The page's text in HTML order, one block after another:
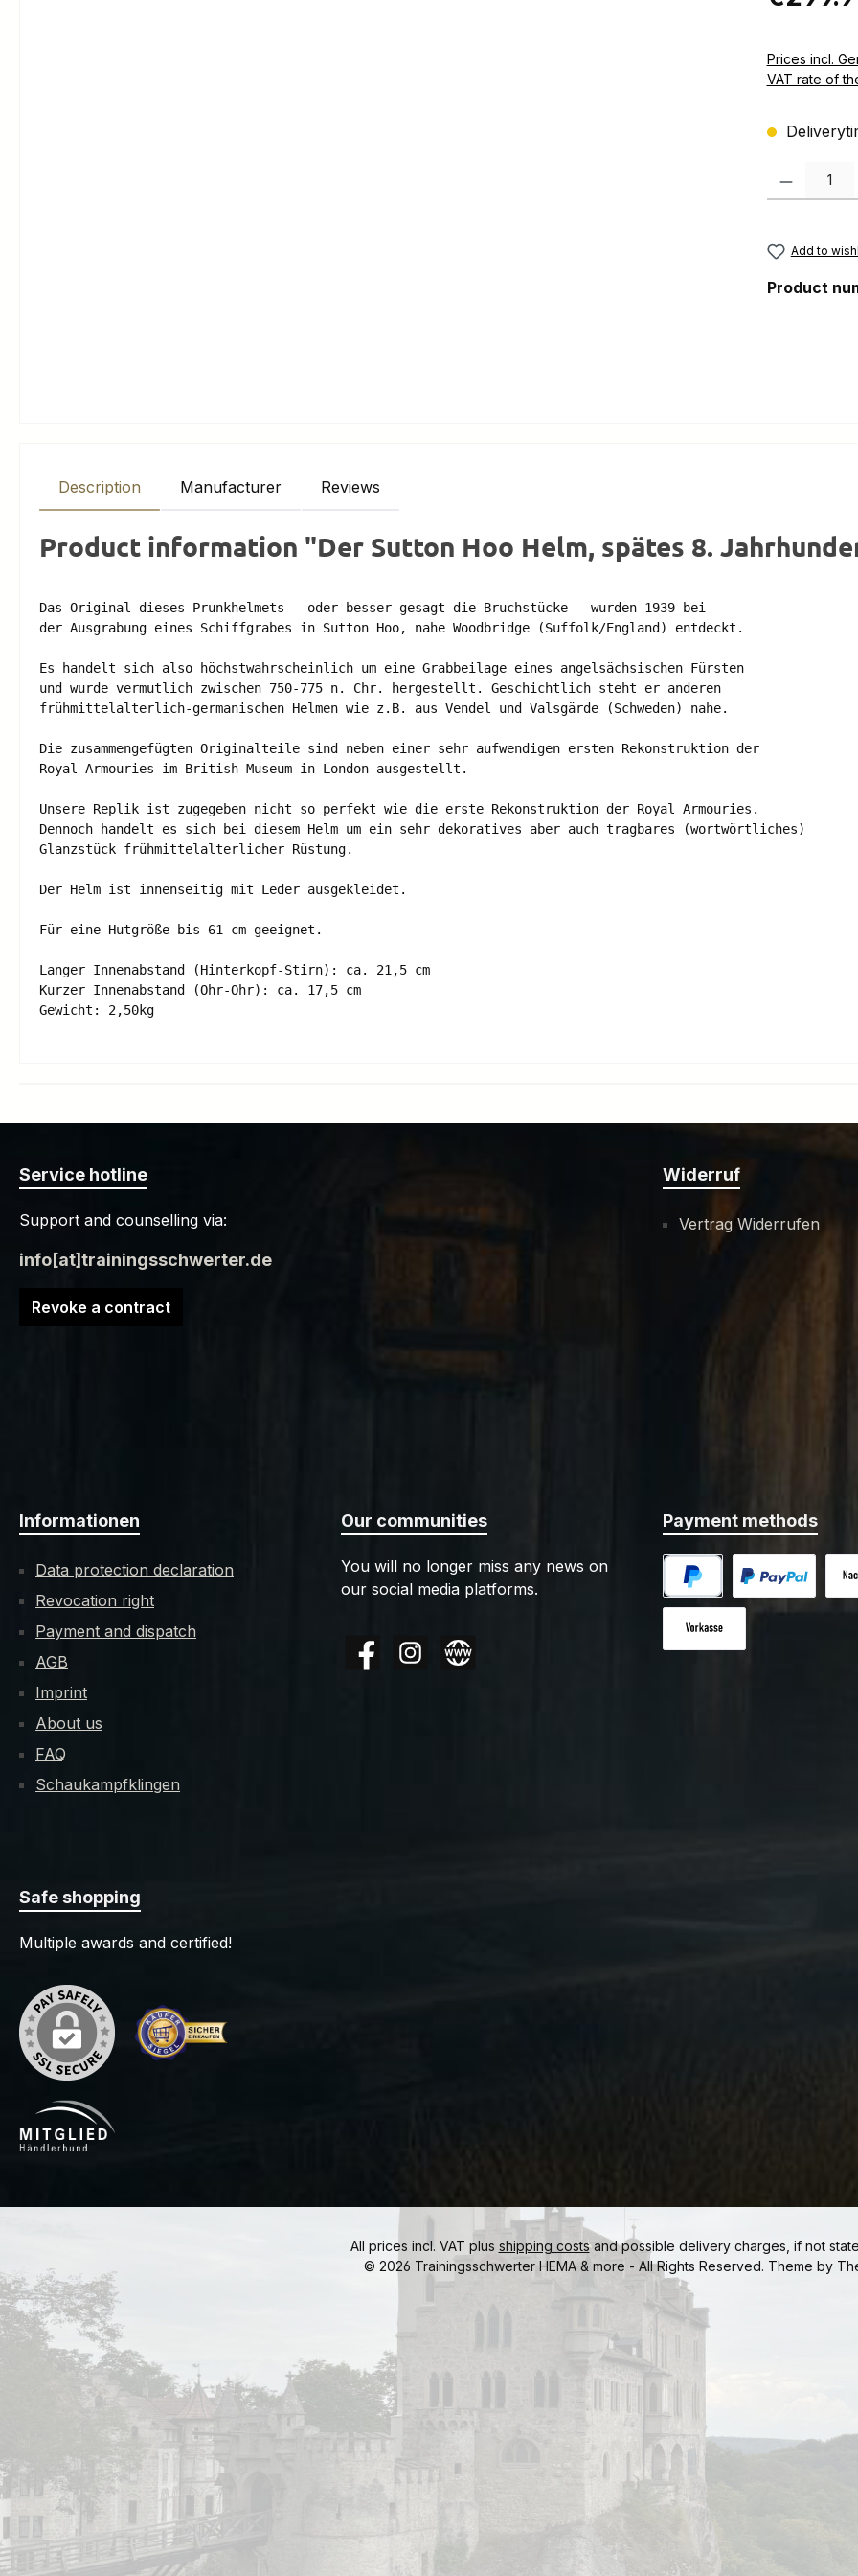
Prices incl. German
VAT rate of
Product
Add to
Product
Description Manufacturer Reviews
Product information "Der Sutton Hoo Helm, spätes 8.
Das Original dieses Prunkhelmets - oder besser gesagt die Bruchstücke - wurden 1939 bei
der Ausgrabung eines Schiffgrabes in Sutton Hoo, nahe Woodbridge (Suffolk/England) entdeckt.
Es handelt sich also höchstwahrscheinlich um eine Grabbeilage eines angelsächsischen Fürsten
und wurde vermutlich zwischen 750-775 n. Chr. hergestellt. Geschichtlich steht er anderen
frühmittelalterlich-germanischen Helmen wie z.B. aus Vendel und Valsgärde (Schweden) nahe.
Die zusammengefügten Originalteile sind neben einer sehr aufwendigen ersten Rekonstruktion der
Royal Armouries im British Museum in London ausgestellt.
Unsere Replik ist zugegeben nicht so perfekt wie die erste Rekonstruktion der Royal Armouries.
Dennoch handelt es sich bei diesem Helm um ein sehr dekoratives aber auch tragbares (wortwörtliches)
Glanzstück frühmittelalterlicher Rüstung.
Der Helm ist innenseitig mit Leder ausgekleidet.
Für eine Hutgröße bis 61 cm geeignet.
Langer Innenabstand (Hinterkopf-Stirn): ca. 21,5 cm
Kurzer Innenabstand (Ohr-Ohr): ca. 17,5 cm
Service hotline
Support and counselling via:
info[at]trainingsschwerter.de
Revoke a contract
Widerruf
Vertrag Widerrufen
Informationen
Data protection declaration
Revocation right
Payment and dispatch
AGB
Imprint
About us
FAQ
Schaukampfklingen
Our communities
You will no longer miss any news on
our social media platforms.
FacebookInstagramWebsite
Payment methods
PayPal Custom image 1
Safe shopping
Multiple awards and certified!
All prices incl. VAT plus shipping costsand possible delivery charges, if not
© 2026 Trainingsschwerter HEMA & more - All Rights Reserved. Theme by